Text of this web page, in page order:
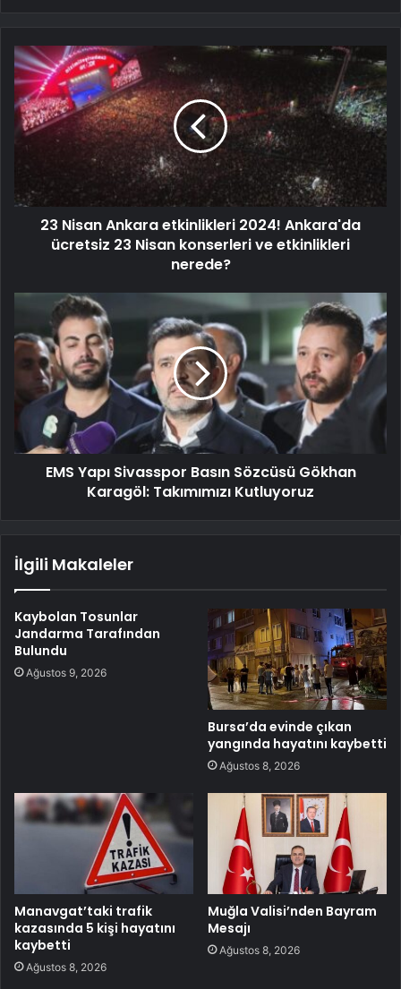
23 Nisan Ankara etkinlikleri 2024! Ankara'da
ücretsiz 23 Nisan konserleri ve etkinlikleri
nerede?
EMS Yapı Sivasspor Basın Sözcüsü Gökhan
Karagöl: Takımımızı Kutluyoruz
İlgili Makaleler
Kaybolan Tosunlar
Jandarma Tarafından
Bulundu
Ağustos 9, 2026
Bursa’da evinde çıkan
yangında hayatını kaybetti
Ağustos 8, 2026
Manavgat’taki trafik
kazasında 5 kişi hayatını
kaybetti
Ağustos 8, 2026
Muğla Valisi’nden Bayram
Mesajı
Ağustos 8, 2026